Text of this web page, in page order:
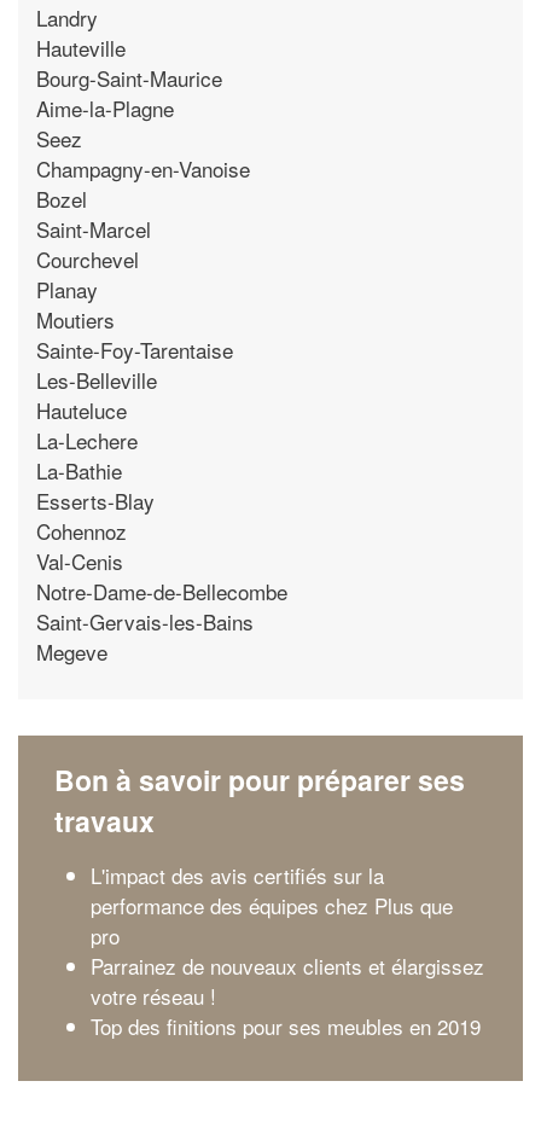
Landry
Hauteville
Bourg-Saint-Maurice
Aime-la-Plagne
Seez
Champagny-en-Vanoise
Bozel
Saint-Marcel
Courchevel
Planay
Moutiers
Sainte-Foy-Tarentaise
Les-Belleville
Hauteluce
La-Lechere
La-Bathie
Esserts-Blay
Cohennoz
Val-Cenis
Notre-Dame-de-Bellecombe
Saint-Gervais-les-Bains
Megeve
Bon à savoir pour préparer ses
travaux
L'impact des avis certifiés sur la
performance des équipes chez Plus que
pro
Parrainez de nouveaux clients et élargissez
votre réseau !
Top des finitions pour ses meubles en 2019